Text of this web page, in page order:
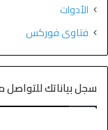
الأدوات
فتاوى فوركس
سجل بياناتك